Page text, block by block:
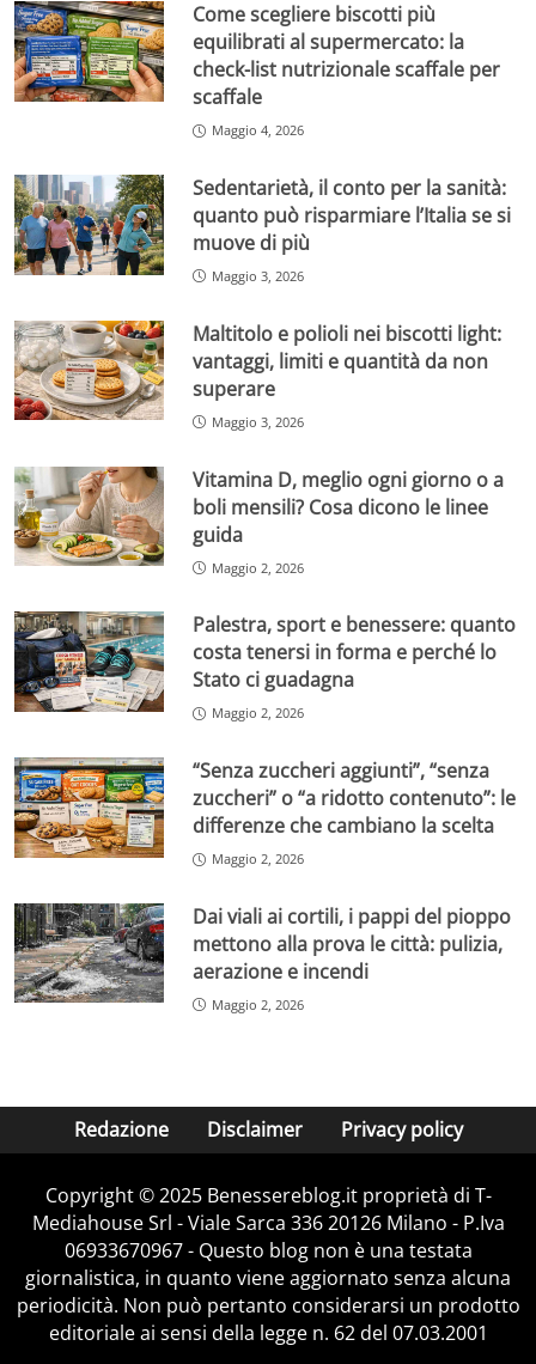
Come scegliere biscotti più
equilibrati al supermercato: la
check-list nutrizionale scaffale per
scaffale
Maggio 4, 2026
Sedentarietà, il conto per la sanità:
quanto può risparmiare l’Italia se si
muove di più
Maggio 3, 2026
Maltitolo e polioli nei biscotti light:
vantaggi, limiti e quantità da non
superare
Maggio 3, 2026
Vitamina D, meglio ogni giorno o a
boli mensili? Cosa dicono le linee
guida
Maggio 2, 2026
Palestra, sport e benessere: quanto
costa tenersi in forma e perché lo
Stato ci guadagna
Maggio 2, 2026
“Senza zuccheri aggiunti”, “senza
zuccheri” o “a ridotto contenuto”: le
differenze che cambiano la scelta
Maggio 2, 2026
Dai viali ai cortili, i pappi del pioppo
mettono alla prova le città: pulizia,
aerazione e incendi
Maggio 2, 2026
Redazione Disclaimer Privacy policy
Copyright © 2025 Benessereblog.it proprietà di T-
Mediahouse Srl - Viale Sarca 336 20126 Milano - P.Iva
06933670967 - Questo blog non è una testata
giornalistica, in quanto viene aggiornato senza alcuna
periodicità. Non può pertanto considerarsi un prodotto
editoriale ai sensi della legge n. 62 del 07.03.2001